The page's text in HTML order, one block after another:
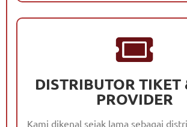
DISTRIBUTOR
PROVIDER
Kami dikenal sejak lama sebagai